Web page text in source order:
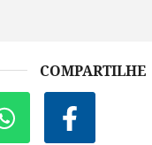
COMPARTILHE